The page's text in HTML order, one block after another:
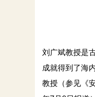
刘广斌教授是
成就得到了海
教授（参见《